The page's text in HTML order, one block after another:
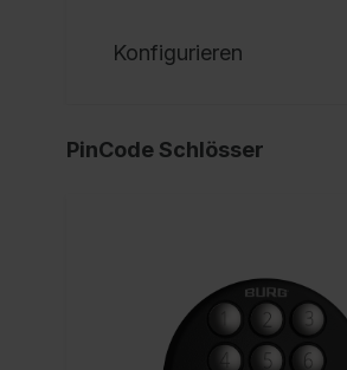
Konfigurieren
PinCode Schlösser